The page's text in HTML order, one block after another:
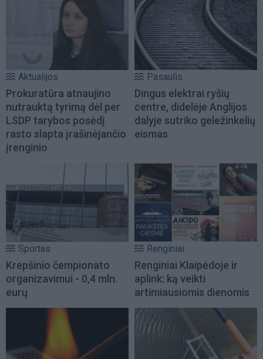
Aktualijos
Prokuratūra atnaujino
nutrauktą tyrimą dėl per
LSDP tarybos posėdį
rasto slapta įrašinėjančio
įrenginio
Pasaulis
Dingus elektrai ryšių
centre, didelėje Anglijos
dalyje sutriko geležinkelių
eismas
Sportas
Krepšinio čempionato
organizavimui - 0,4 mln.
eurų
Renginiai
Renginiai Klaipėdoje ir
aplink: ką veikti
artimiausiomis dienomis